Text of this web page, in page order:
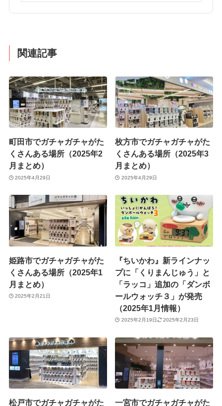
関連記事
町田市でガチャガチャがた
くさんある場所（2025年2
月まとめ）
2025年4月29日
枚方市でガチャガチャがた
くさんある場所（2025年3
月まとめ）
2025年4月29日
姫路市でガチャガチャがた
くさんある場所（2025年1
月まとめ）
2025年2月21日
『ちいかわ』新ラインナッ
プに「くりまんじゅう」と
「ラッコ」追加の「ダンボ
ールウォッチ３」が発売
（2025年1月情報）
2025年2月19日 2025年2月23日
松戸市でガチャガチャがた 一宮市でガチャガチャがた